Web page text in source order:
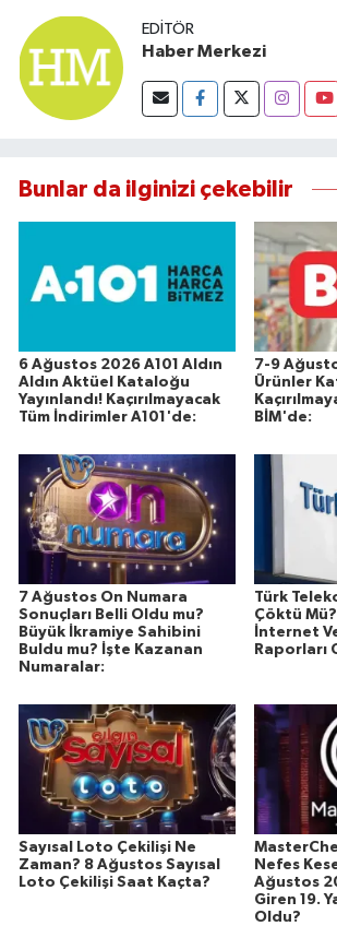
EDITÖR
Haber Merkezi
Bunlar da ilginizi çekebilir
6 Ağustos 2026 A101 Aldın
Aldın Aktüel Kataloğu
Yayınlandı! Kaçırılmayacak
Tüm İndirimler A101'de:
7-9
Ürünler
BİM'de:
7 Ağustos On Numara
Sonuçları Belli Oldu mu?
Büyük İkramiye Sahibini
Buldu mu? İşte Kazanan
Numaralar:
Türk
Çöktü
İnternet
Raporları
Sayısal Loto Çekilişi Ne
Zaman? 8 Ağustos Sayısal
Loto Çekilişi Saat Kaçta?
Nefes
Ağustos
Giren 19.
Oldu?